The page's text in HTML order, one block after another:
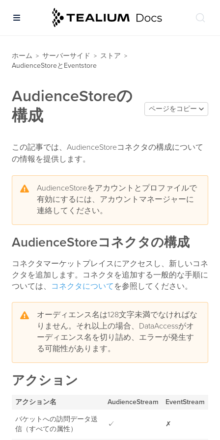
ホーム > サーバーサイド > ストア >
AudienceStoreとEventstore
AudienceStoreの
構成
ページをコピー
この記事では、AudienceStoreコネクタの構成について
の情報を提供します。
AudienceStoreをアカウントとプロファイルで
有効にするには、アカウントマネージャーに
連絡してください。
AudienceStoreコネクタの構成
コネクタマーケットプレイスにアクセスし、新しいコネ
クタを追加します。コネクタを追加する一般的な手順に
ついては、 コネクタについて を参照してください。
オーディエンス名は128文字未満でなければな
りません。それ以上の場合、DataAccessがオ
ーディエンス名を切り詰め、エラーが発生す
る可能性があります。
アクション
アクション名 AudienceStream EventStream
バケットへの訪問データ送
信（すべての属性）
✓ ✗